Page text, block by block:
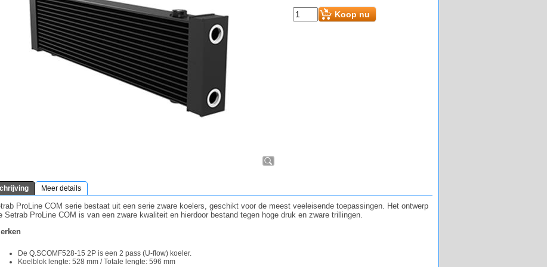
Koop nu
Meer details
ProLine COM serie bestaat uit een serie zware koelers, geschikt voor de meest veeleisende toepassingen. Het ontwerp
Setrab ProLine COM is van een zware kwaliteit en hierdoor bestand tegen hoge druk en zware trillingen.
De Q.SCOMF528-15 2P is een 2 pass (U-flow) koeler.
Koelblok lengte: 528 mm / Totale lengte: 596 mm